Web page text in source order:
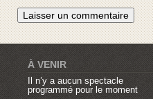
À VENIR
Il n’y a aucun spectacle
programmé pour le moment